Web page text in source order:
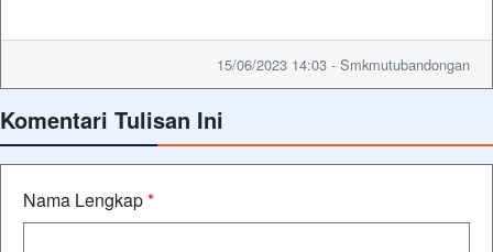
15/06/2023 14:03 - Smkmutubandongan
Komentari Tulisan Ini
Nama Lengkap*